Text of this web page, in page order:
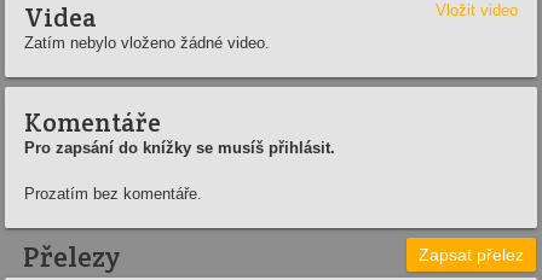
Videa
Vložit video
Zatím nebylo vloženo žádné video.
Komentáře
Pro zapsání do knížky se musíš přihlásit.
Prozatím bez komentáře.
Přelezy Zapsat přelez